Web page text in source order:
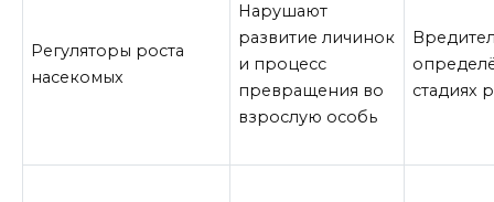
Регуляторы роста
насекомых
Нарушают
развитие личинок
и процесс
превращения во
взрослую особь
стадиях